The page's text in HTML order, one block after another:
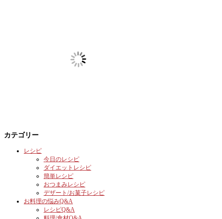
カテゴリー
レシピ
今日のレシピ
ダイエットレシピ
簡単レシピ
おつまみレシピ
デザート/お菓子レシピ
お料理の悩みQ&A
レシピQ&A